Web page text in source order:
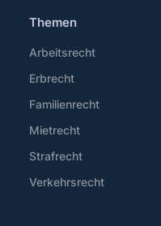
Themen
Arbeitsrecht
Erbrecht
Familienrecht
Mietrecht
Strafrecht
Verkehrsrecht